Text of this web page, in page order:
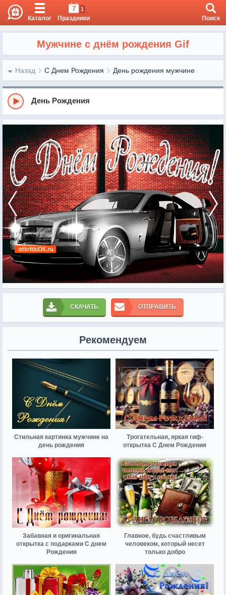
Каталог
7 1
Праздники Поиск
Мужчине с днём рождения Gif
Назад С Днем Рождения День рождения мужчине
День Рождения
СКАЧАТЬ ОТПРАВИТЬ
Рекомендуем
Стильная картинка мужчине на
день рождения
Трогательная, яркая гиф-
открытка С Днем Рождения
Забавная и оригинальная
открытка с подарками С днем
Рождения
Главное, будь счастливым
человеком, который несет
только добро